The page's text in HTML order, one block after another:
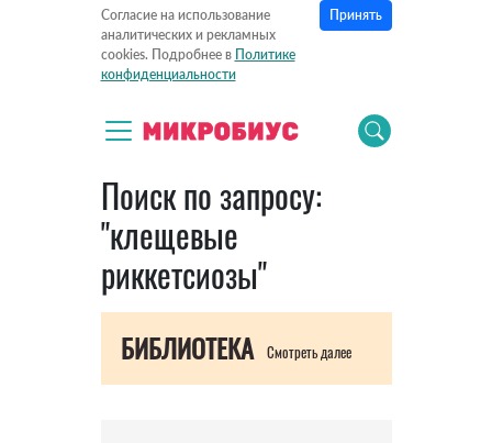
Согласие на использование
аналитических и рекламных
cookies. Подробнее в Политике
конфиденциальности
Принять
Поиск по запросу:
"клещевые
риккетсиозы"
БИБЛИОТЕКА Смотреть далее